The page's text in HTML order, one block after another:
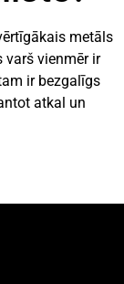
metāls
vienmēr ir
ir bezgalīgs
atkal un